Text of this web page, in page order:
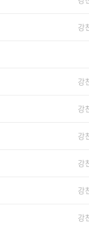
강
강
강
강
강
강
강